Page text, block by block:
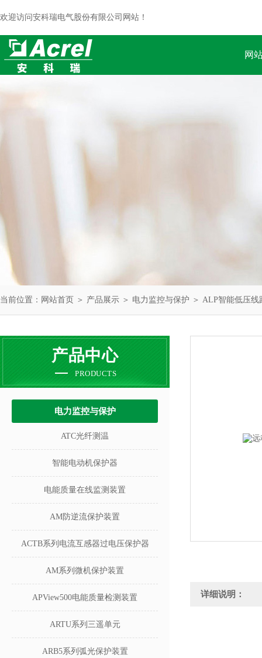
欢迎访问安科瑞电气股份有限公司网站！
网
当前位置： 网站首页 ＞ 产品展示 ＞ 电力监控与保护 ＞ ALP智能低压线
产品中心
PRODUCTS
电力监控与保护
ATC光纤测温
智能电动机保护器
电能质量在线监测装置
AM防逆流保护装置
ACTB系列电流互感器过电压保护器
AM系列微机保护装置
APView500电能质量检测装置
ARTU系列三遥单元
ARB5系列弧光保护装置
详细说明：